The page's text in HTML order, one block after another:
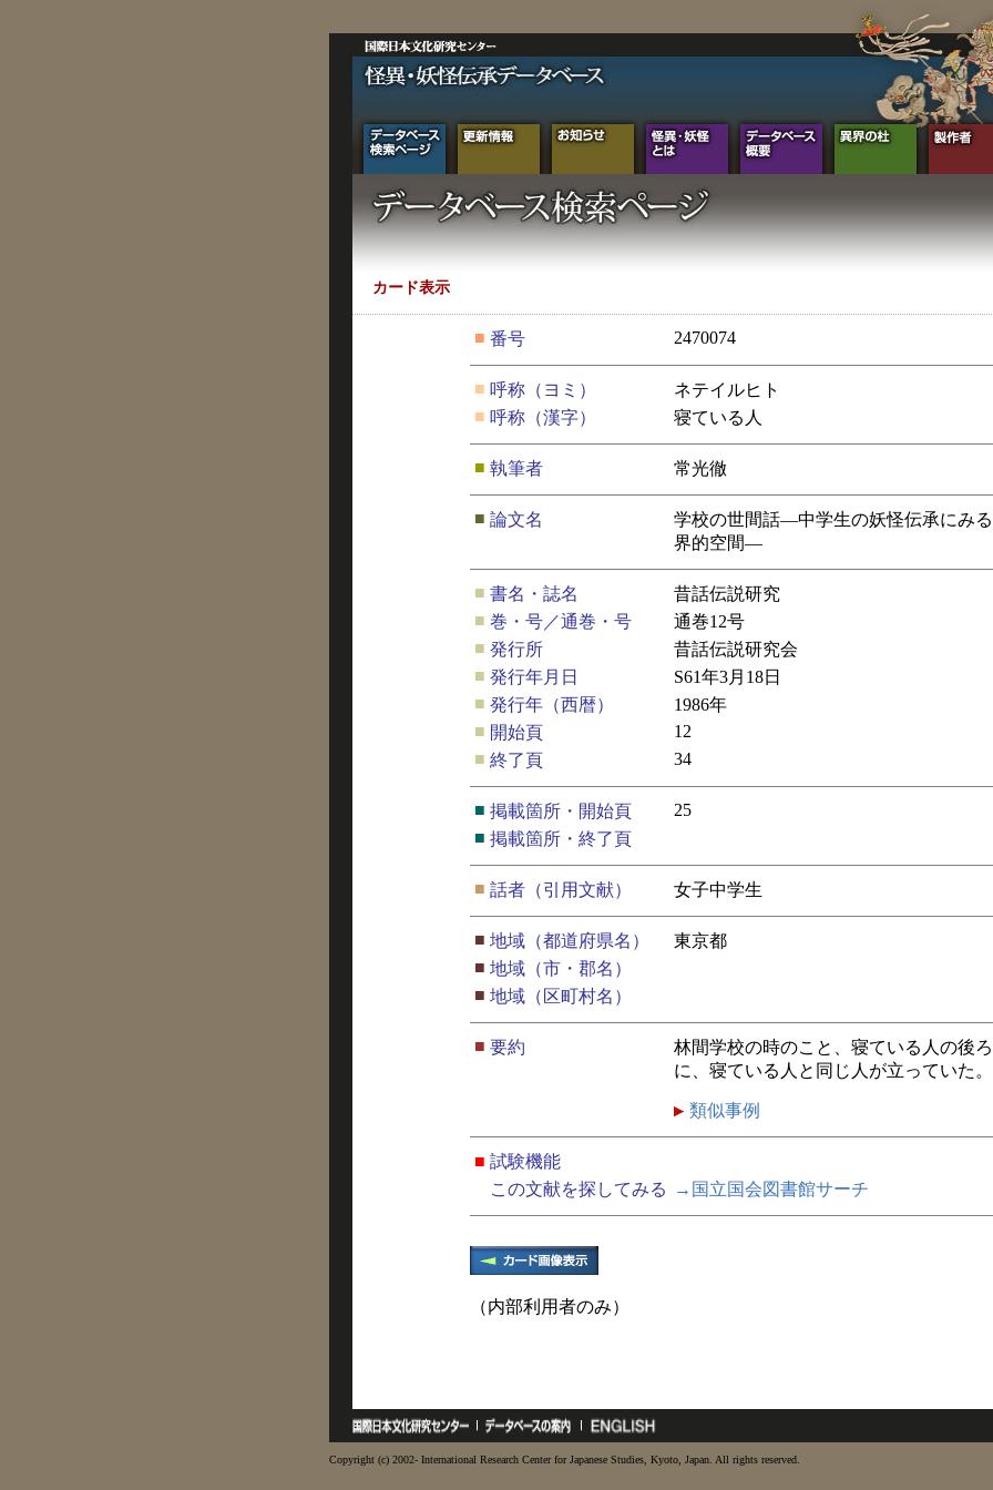
カード表示
■ 番号 2470074
■ 呼称（ヨミ）
ネテイルヒト
■ 呼称（漢字） 寝ている人
■ 執筆者 常光徹
■ 論文名
学校の世間話―中学生の妖怪伝承にみ
界的空間―
■ 書名・誌名
昔話伝説研究
■ 巻・号／通巻・号
通巻12号
■ 発行所
昔話伝説研究会
■ 発行年月日
S61年3月18日
■ 発行年（西暦）
1986年
■ 開始頁
12
■ 終了頁 34
■ 掲載箇所・開始頁
25
■ 掲載箇所・終了頁
■ 話者（引用文献） 女子中学生
■ 地域（都道府県名）
東京都
■ 地域（市・郡名）
■ 地域（区町村名）
■ 要約
林間学校の時のこと、寝ている人の後ろ
に、寝ている人と同じ人が立っていた。
類似事例
■ 試験機能
この文献を探してみる
→国立国会図書館サーチ
（内部利用者のみ）
Copyright (c) 2002- International Research Center for Japanese Studies, Kyoto, Japan. All rights reserved.